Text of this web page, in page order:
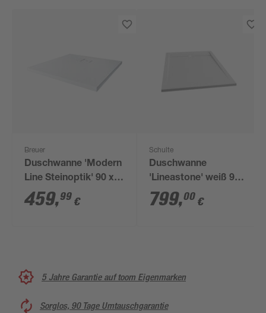
Breuer
Duschwanne 'Modern
Line Steinoptik' 90 x
90 cm weiß
459,99 €
Schulte
Duschwanne
'Lineastone' weiß 90 x
150 cm
799,00 €
5 Jahre Garantie auf toom Eigenmarken
Sorglos, 90 Tage Umtauschgarantie